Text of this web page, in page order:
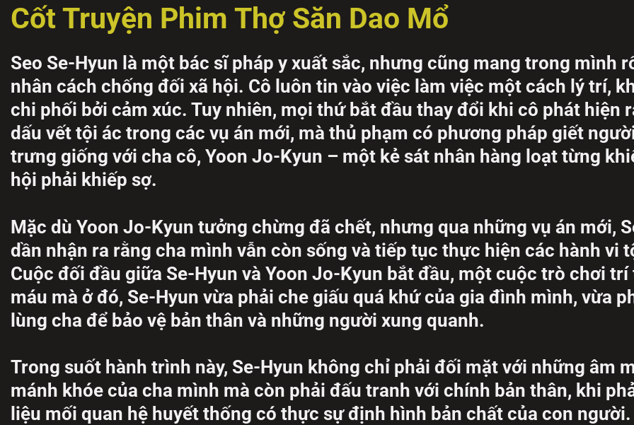
Cốt Truyện Phim Thợ Săn Dao Mổ
Seo Se-Hyun là một bác sĩ pháp y xuất sắc, nhưng cũng mang trong mình
nhân cách chống đối xã hội. Cô luôn tin vào việc làm việc một cách lý trí,
chi phối bởi cảm xúc. Tuy nhiên, mọi thứ bắt đầu thay đổi khi cô phát hiện
dấu vết tội ác trong các vụ án mới, mà thủ phạm có phương pháp giết
trưng giống với cha cô, Yoon Jo-Kyun – một kẻ sát nhân hàng loạt từng
hội phải khiếp sợ.
Mặc dù Yoon Jo-Kyun tưởng chừng đã chết, nhưng qua những vụ án mới,
dần nhận ra rằng cha mình vẫn còn sống và tiếp tục thực hiện các hành vi
Cuộc đối đầu giữa Se-Hyun và Yoon Jo-Kyun bắt đầu, một cuộc trò chơi trí
máu mà ở đó, Se-Hyun vừa phải che giấu quá khứ của gia đình mình, vừa
lùng cha để bảo vệ bản thân và những người xung quanh.
Trong suốt hành trình này, Se-Hyun không chỉ phải đối mặt với những âm
mánh khóe của cha mình mà còn phải đấu tranh với chính bản thân, khi
liệu mối quan hệ huyết thống có thực sự định hình bản chất của con người.